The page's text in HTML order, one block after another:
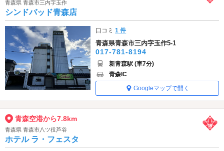
青森県 青森市三内字玉作
シンドバッド青森店
口コミ1 件
青森県青森市三内字玉作5-1
017-781-8194
新青森駅 (車7分)
青森IC
Googleマップで開く
青森空港から7.8km
青森県 青森市八ツ役芦谷
ホテル ラ・フェスタ